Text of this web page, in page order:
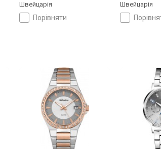
Швейцарія
порівняти
Швейцарія